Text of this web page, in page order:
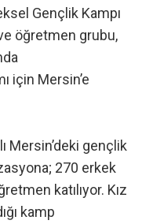
Gençlik Kampı
öğretmen grubu,
için Mersin’e
Mersin’deki gençlik
270 erkek
katılıyor. Kız
kamp